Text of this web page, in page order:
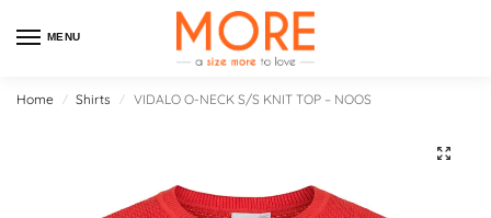
MENU
Home / Shirts / VIDALO O-NECK S/S KNIT TOP – NOOS